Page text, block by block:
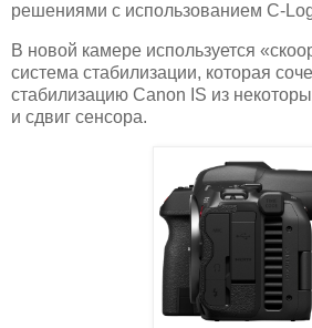
решениями с использованием С-
В новой камере используется
система стабилизации, которая
стабилизацию Canon IS из
и сдвиг сенсора.